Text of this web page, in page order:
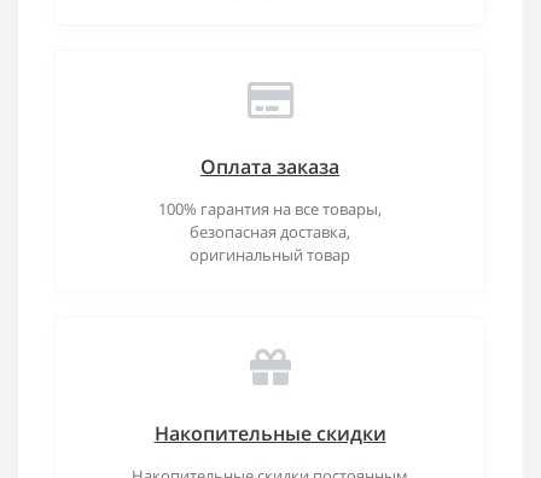
Оплата заказа
100% гарантия на все товары,
безопасная доставка,
оригинальный товар
Накопительные скидки